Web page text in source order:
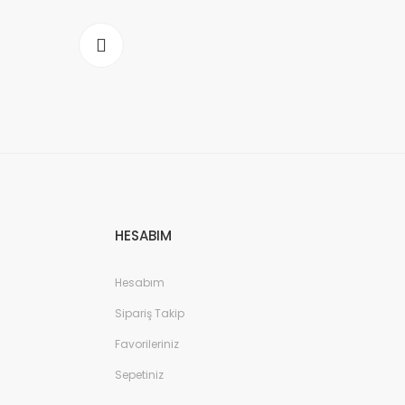
HESABIM
Hesabım
Sipariş Takip
Favorileriniz
Sepetiniz